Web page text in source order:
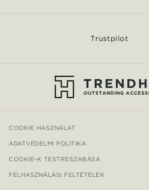
Trustpilot
COOKIE HASZNÁLAT
ADATVÉDELMI POLITIKA
COOKIE-K TESTRESZABÁSA
FELHASZNÁLÁSI FELTÉTELEK